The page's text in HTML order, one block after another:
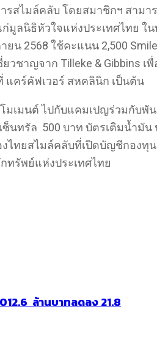
ไมล์คลับ โดยสมาชิกฯ สาม
ก่มูลนิธิหัวใจแห่งประเทศไทย ใ
2568 ใช้คะแนน 2,500
ยวชาญจาก Tilleke &
คร์คัฟเวอร์ สหคลินิก เป็นต้น
ต์ ไปกับแคมเปญร่วมกับพันธมิ
ซ็นทรัล 500 บาท บัตรเติมน้ำ
ไทยสไมล์คลับที่เปิดบัญชีกองทุ
ทรัพย์แห่งประเทศไทย
ล้านบาทลดลง 21.8